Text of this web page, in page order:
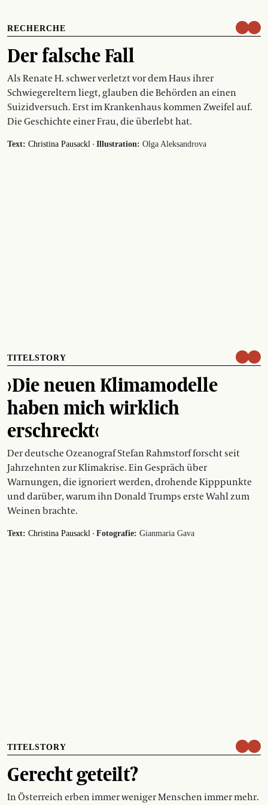
RECHERCHE
Der falsche Fall
Als Renate H. schwer verletzt vor dem Haus ihrer
Schwiegereltern liegt, glauben die Behörden an einen
Suizidversuch. Erst im Krankenhaus kommen Zweifel auf.
Die Geschichte einer Frau, die überlebt hat.
Text: Christina Pausackl · Illustration: Olga Aleksandrova
TITELSTORY
›Die neuen Klimamodelle
haben mich wirklich
erschreckt‹
Der deutsche Ozeanograf Stefan Rahmstorf forscht seit
Jahrzehnten zur Klimakrise. Ein Gespräch über
Warnungen, die ignoriert werden, drohende Kipppunkte
und darüber, warum ihn Donald Trumps erste Wahl zum
Weinen brachte.
Text: Christina Pausackl · Fotografie: Gianmaria Gava
TITELSTORY
Gerecht geteilt?
In Österreich erben immer weniger Menschen immer mehr.